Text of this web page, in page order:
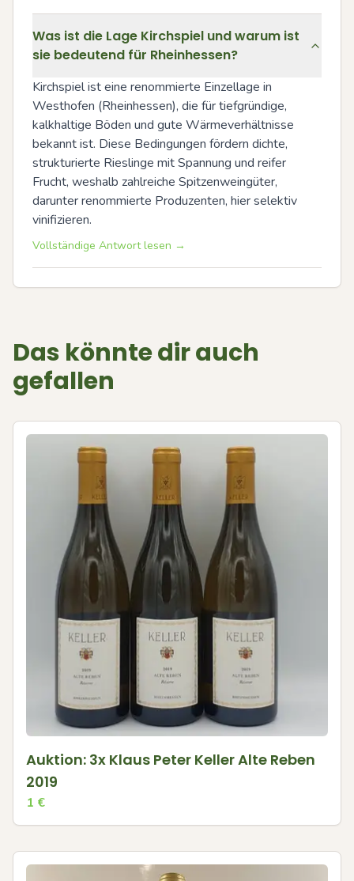
Was ist die Lage Kirchspiel und warum ist
sie bedeutend für Rheinhessen?
Kirchspiel ist eine renommierte Einzellage in
Westhofen (Rheinhessen), die für tiefgründige,
kalkhaltige Böden und gute Wärmeverhältnisse
bekannt ist. Diese Bedingungen fördern dichte,
strukturierte Rieslinge mit Spannung und reifer
Frucht, weshalb zahlreiche Spitzenweingüter,
darunter renommierte Produzenten, hier selektiv
vinifizieren.
Vollständige Antwort lesen →
Das könnte dir auch
gefallen
Auktion: 3x Klaus Peter Keller Alte Reben
2019
1 €